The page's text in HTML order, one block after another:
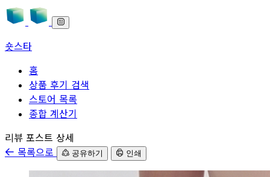
숏스타
홈
상품 후기 검색
스토어 목록
종합 계산기
본문으로 바로가기
리뷰 포스트 상세
목록으로
공유하기 인쇄